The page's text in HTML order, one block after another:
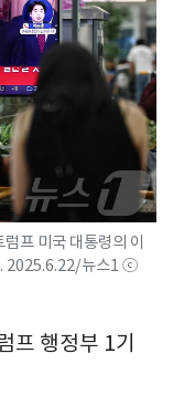
프 미국 대통령의 이
. 2025.6.22/뉴스1 ⓒ
프 행정부 1기